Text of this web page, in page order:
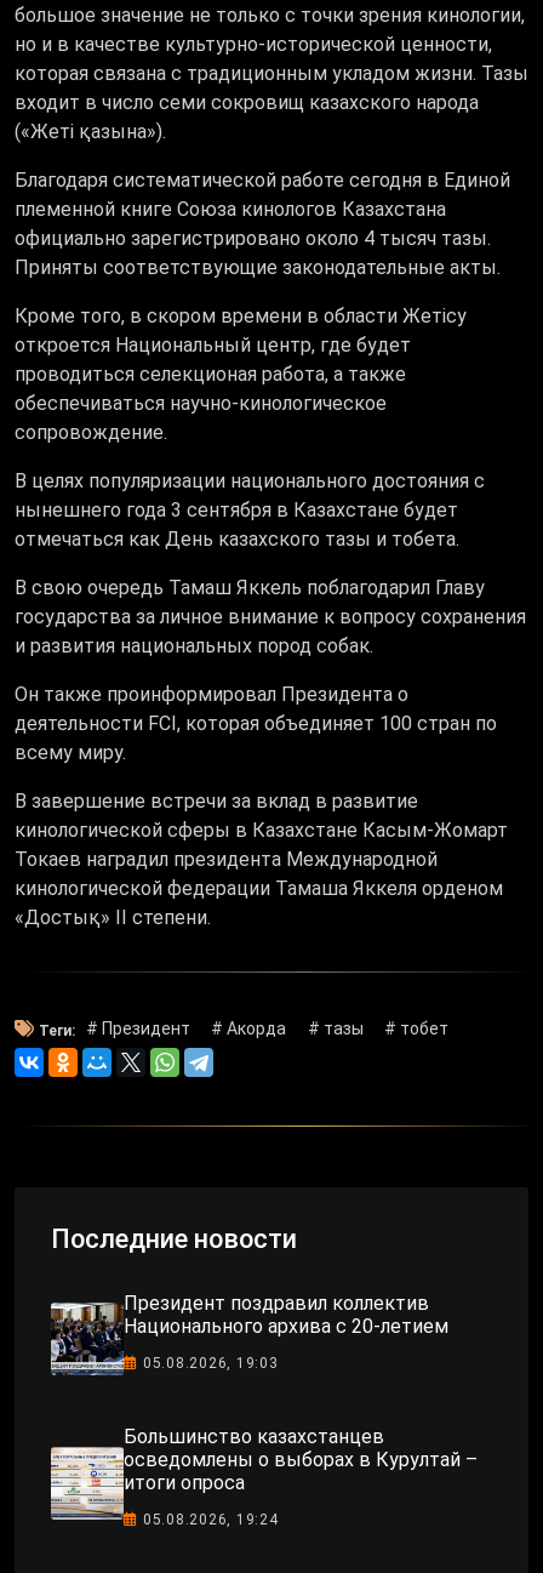
большое значение не только с точки зрения кинологии,
но и в качестве культурно-исторической ценности,
которая связана с традиционным укладом жизни. Тазы
входит в число семи сокровищ казахского народа
(«Жеті қазына»).
Благодаря систематической работе сегодня в Единой
племенной книге Союза кинологов Казахстана
официально зарегистрировано около 4 тысяч тазы.
Приняты соответствующие законодательные акты.
Кроме того, в скором времени в области Жетісу
откроется Национальный центр, где будет
проводиться селекционая работа, а также
обеспечиваться научно-кинологическое
сопровождение.
В целях популяризации национального достояния с
нынешнего года 3 сентября в Казахстане будет
отмечаться как День казахского тазы и тобета.
В свою очередь Тамаш Яккель поблагодарил Главу
государства за личное внимание к вопросу сохранения
и развития национальных пород собак.
Он также проинформировал Президента о
деятельности FCI, которая объединяет 100 стран по
всему миру.
В завершение встречи за вклад в развитие
кинологической сферы в Казахстане Касым-Жомарт
Токаев наградил президента Международной
кинологической федерации Тамаша Яккеля орденом
«Достық» II степени.
Теги: # Президент # Акорда # тазы # тобет
Последние новости
Президент поздравил коллектив
Национального архива с 20-летием
05.08.2026, 19:03
Большинство казахстанцев
осведомлены о выборах в Курултай –
итоги опроса
05.08.2026, 19:24